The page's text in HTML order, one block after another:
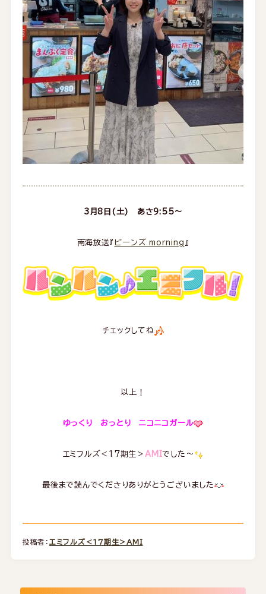
3月8日(土) あさ9:55～
南海放送『 ビーンズ morning 』
チェックしてね
以上！
ゆっくり おっとり ニコニコガール
エミフルズ＜17期生＞ AMIでした～
最後まで読んでくださりありがとうございました
投稿者： エミフルズ＜17期生＞AMI